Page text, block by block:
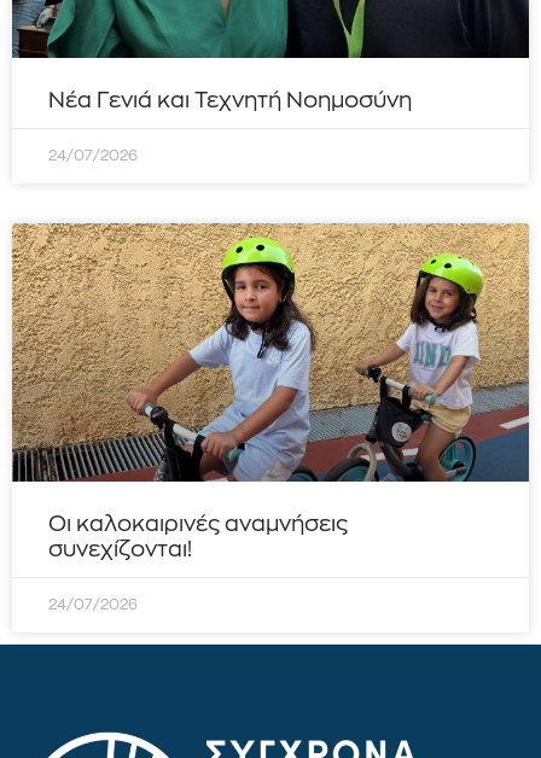
Νέα Γενιά και Τεχνητή Νοημοσύνη
24/07/2026
Οι καλοκαιρινές αναμνήσεις
συνεχίζονται!
24/07/2026